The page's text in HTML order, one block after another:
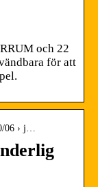
och 22
för att
06 › j…